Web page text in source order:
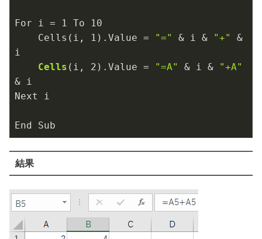
For i = 1 To
10
    Cells(i,
1 ).Value = "=" & i & "+"
i
Cells (i, 2 ) .Value = "=A" & i &
"+A"
& i
Next i
End Sub
結果